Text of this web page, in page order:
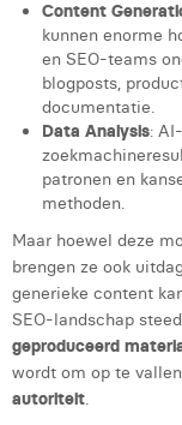
Lore Fierens
Lotte Vranckx
Louis Nassogne
Lucas Taels
Manon Houppertz
Margaux Marien
Margaux
Mathias Segers
Matthias
Content
kunnen enorme
en SEO-teams
blogposts,
documentatie.
Data Analysis:
patronen en
methoden.
Maar hoewel deze
brengen ze ook
generieke content
SEO-landschap
geproduceerd
wordt om op te
autoriteit.